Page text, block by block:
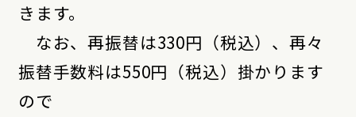
きます。
なお、再振替は330円（税込）、再々
振替手数料は550円（税込）掛かります
ので